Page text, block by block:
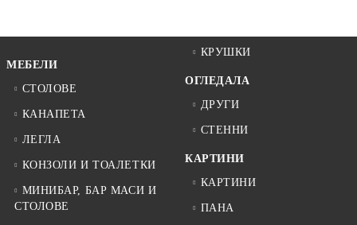
МЕБЕЛИ
СТОЛОВЕ
КАНАПЕТА
ЛЕГЛА
КОНЗОЛИ И ТОАЛЕТКИ
МИНИБАР, БАР МАСИ И
СТОЛОВЕ
КРУШКИ
ОГЛЕДАЛА
ДРУГИ
СТЕННИ
КАРТИНИ
КАРТИНИ
ПАНА